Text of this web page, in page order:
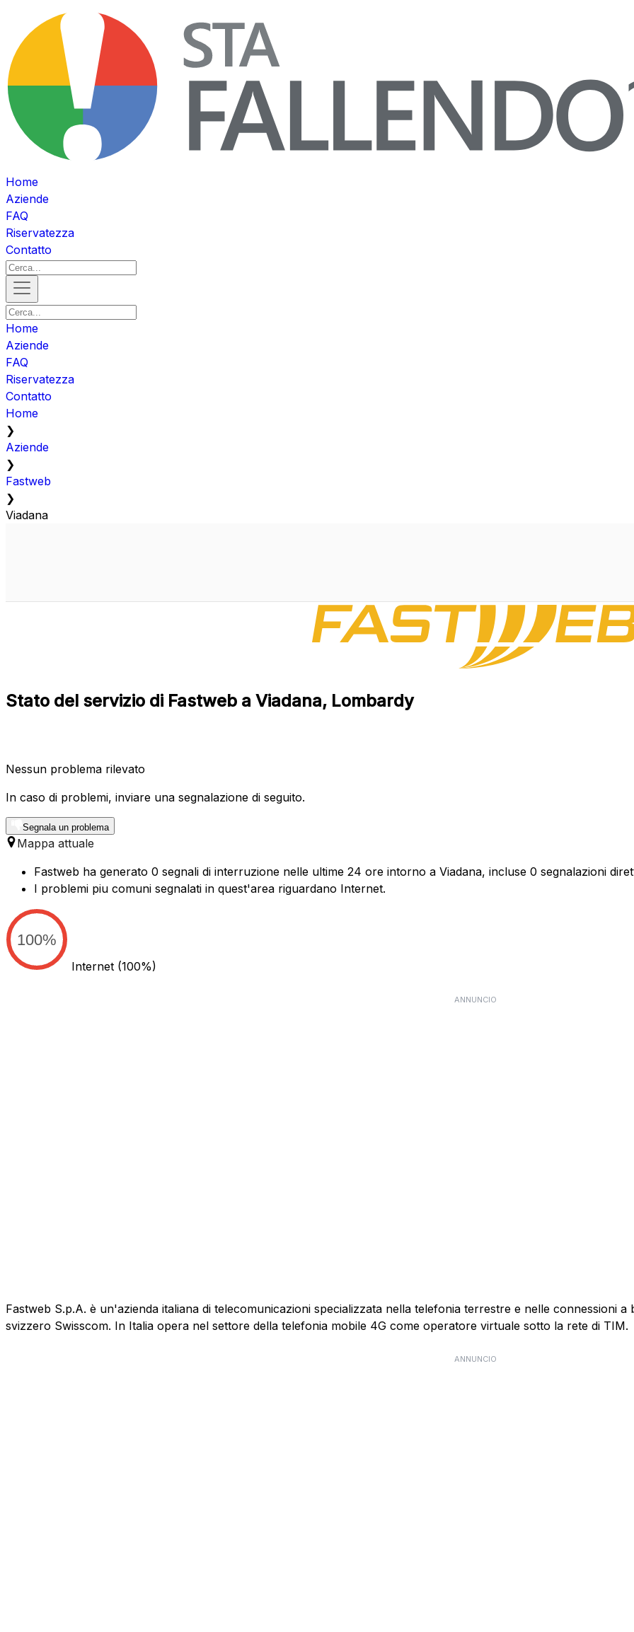
Home
Aziende
FAQ
Riservatezza
Contatto
Home
Aziende
FAQ
Riservatezza
Contatto
Home
❯
Aziende
❯
Fastweb
❯
Viadana
Stato del servizio di Fastweb a Viadana, Lombardy
Nessun problema rilevato
In caso di problemi, inviare una segnalazione di seguito.
Segnala un problema
Mappa attuale
Fastweb ha generato 0 segnali di interruzione nelle ultime 24 ore intorno a Viadana, incluse 0 segnalazioni
I problemi piu comuni segnalati in quest'area riguardano Internet.
100%
Internet (100%)
ANNUNCIO
Fastweb S.p.A. è un'azienda italiana di telecomunicazioni specializzata nella telefonia terrestre e nelle connessioni
svizzero Swisscom. In Italia opera nel settore della telefonia mobile 4G come operatore virtuale sotto la rete di TIM.
ANNUNCIO